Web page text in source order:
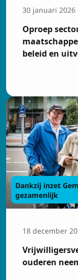
30 januari 2026
Oproep
beleid en
Dankzij inzet
gezamenlijk
18 december
ouderen